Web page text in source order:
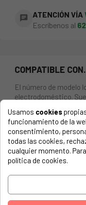
chat ATENCIÓN VÍA
Escríbenos al
COMPATIBLE
El número de modelo
electrodoméstico.
INTERRUPTOR
TAURUS,
Usamos cookies
funcionamiento de la
consentimiento,
todas las cookies,
cualquier momento.
política de cookies.